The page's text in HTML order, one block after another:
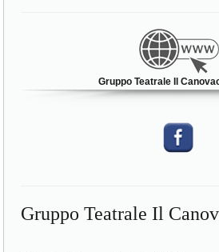
Gruppo Teatrale Il
Gruppo Teatrale Il